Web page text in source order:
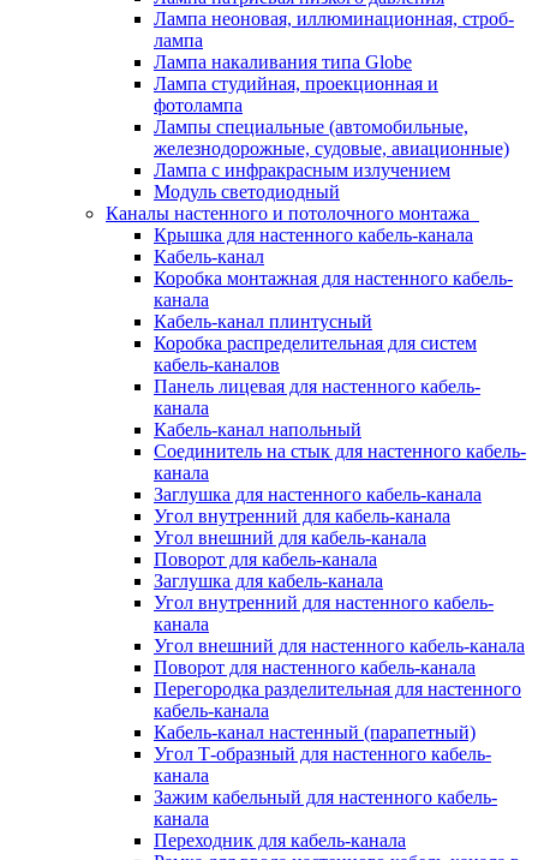
Лампа неоновая, иллюминационная, строб-
лампа
Лампа накаливания типа Globe
Лампа студийная, проекционная и
фотолампа
Лампы специальные (автомобильные,
железнодорожные, судовые, авиационные)
Лампа с инфракрасным излучением
Модуль светодиодный
Каналы настенного и потолочного монтажа
Крышка для настенного кабель-канала
Кабель-канал
Коробка монтажная для настенного кабель-
канала
Кабель-канал плинтусный
Коробка распределительная для систем
кабель-каналов
Панель лицевая для настенного кабель-
канала
Кабель-канал напольный
Соединитель на стык для настенного кабель-
канала
Заглушка для настенного кабель-канала
Угол внутренний для кабель-канала
Угол внешний для кабель-канала
Поворот для кабель-канала
Заглушка для кабель-канала
Угол внутренний для настенного кабель-
канала
Угол внешний для настенного кабель-канала
Поворот для настенного кабель-канала
Перегородка разделительная для настенного
кабель-канала
Кабель-канал настенный (парапетный)
Угол Т-образный для настенного кабель-
канала
Зажим кабельный для настенного кабель-
канала
Переходник для кабель-канала